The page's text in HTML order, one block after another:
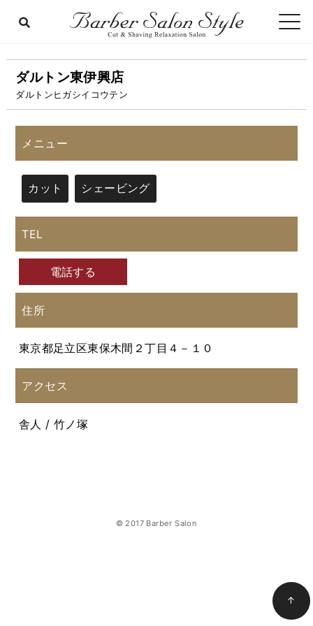
ダルトン東伊興店
ダルトンヒガシイコウテン
メニュー
カット シェービング
TEL
電話する
住所
東京都足立区東保木間２丁目４－１０
アクセス
舎人 / 竹ノ塚
© 2017 Barber Salon
↑